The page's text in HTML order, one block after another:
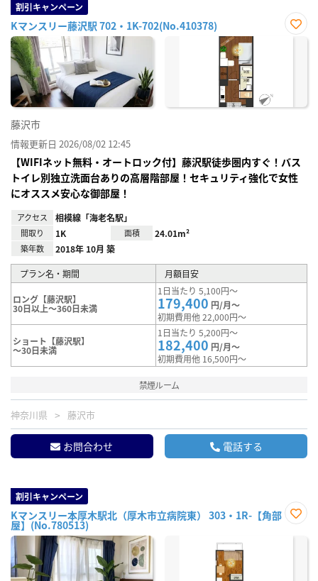
割引キャンペーン
Kマンスリー藤沢駅 702・1K-702(No.410378)
お気
藤沢市
情報更新日 2026/08/02 12:45
【WIFIネット無料・オートロック付】藤沢駅徒歩圏内すぐ！バス
トイレ別独立洗面台ありの高層階部屋！セキュリティ強化で女性
にオススメ安心な御部屋！
アクセス 相模線「海老名駅」
間取り 1K 面積 24.01m²
築年数 2018年 10月 築
プラン名・期間 月額目安
ロング【藤沢駅】
30日以上～360日未満
1日当たり 5,100円～
179,400 円/月～
初期費用他 22,000円～
ショート【藤沢駅】
～30日未満
1日当たり 5,200円～
182,400 円/月～
初期費用他 16,500円～
禁煙ルーム
神奈川県 藤沢市
お問合わせ 電話する
割引キャンペーン
Kマンスリー本厚木駅北（厚木市立病院東） 303・1R-【角部
屋】(No.780513)
に入